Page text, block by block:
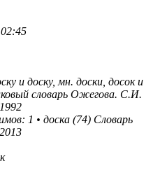
и доску, мн. доски, досок и
словарь Ожегова. С.И.
1 • доска (74) Словарь